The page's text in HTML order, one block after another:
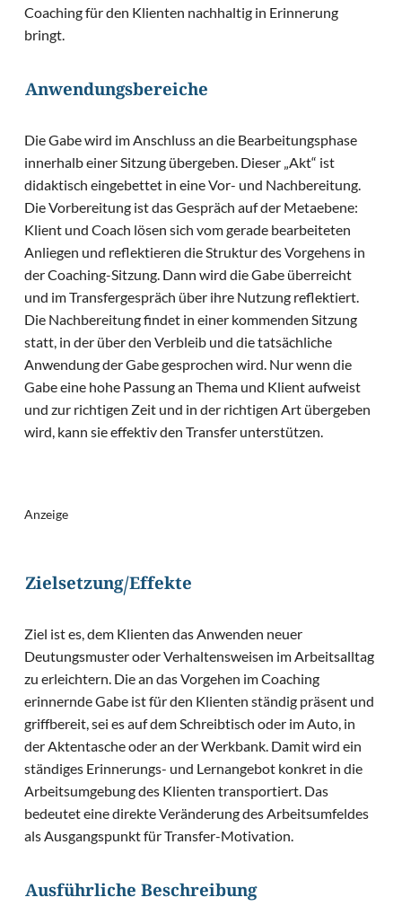
Coaching für den Klienten nachhaltig in Erinnerung
bringt.
Anwendungsbereiche
Die Gabe wird im Anschluss an die Bearbeitungsphase
innerhalb einer Sitzung übergeben. Dieser „Akt“ ist
didaktisch eingebettet in eine Vor- und Nachbereitung.
Die Vorbereitung ist das Gespräch auf der Metaebene:
Klient und Coach lösen sich vom gerade bearbeiteten
Anliegen und reflektieren die Struktur des Vorgehens in
der Coaching-Sitzung. Dann wird die Gabe überreicht
und im Transfergespräch über ihre Nutzung reflektiert.
Die Nachbereitung findet in einer kommenden Sitzung
statt, in der über den Verbleib und die tatsächliche
Anwendung der Gabe gesprochen wird. Nur wenn die
Gabe eine hohe Passung an Thema und Klient aufweist
und zur richtigen Zeit und in der richtigen Art übergeben
wird, kann sie effektiv den Transfer unterstützen.
Anzeige
Zielsetzung/Effekte
Ziel ist es, dem Klienten das Anwenden neuer
Deutungsmuster oder Verhaltensweisen im Arbeitsalltag
zu erleichtern. Die an das Vorgehen im Coaching
erinnernde Gabe ist für den Klienten ständig präsent und
griffbereit, sei es auf dem Schreibtisch oder im Auto, in
der Aktentasche oder an der Werkbank. Damit wird ein
ständiges Erinnerungs- und Lernangebot konkret in die
Arbeitsumgebung des Klienten transportiert. Das
bedeutet eine direkte Veränderung des Arbeitsumfeldes
als Ausgangspunkt für Transfer-Motivation.
Ausführliche Beschreibung